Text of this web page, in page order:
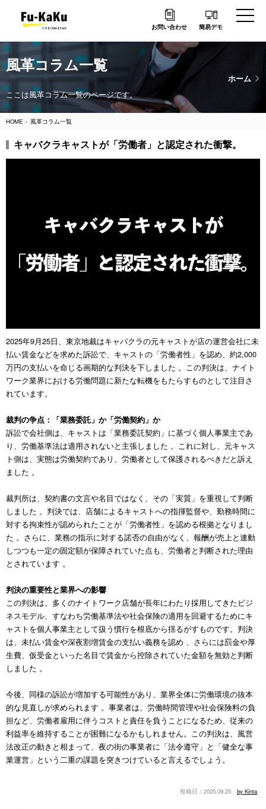
お問い合わせ 簡易デモ
風革コラム一覧
ホーム
ここは風革コラム一覧のページです。
HOME 風革コラム一覧
キャバクラキャストが「労働者」と認定された衝撃。
2025年9月25日、東京地裁はキャバクラの元キャストが店の運営会社に未
払い賃金などを求めた訴訟で、キャストの「労働者性」を認め、約2,000
万円の支払いを命じる画期的な判決を下しました 。この判決は、ナイト
ワーク業界における労働問題に新たな転機をもたらすものとして注目さ
れています。
裁判の争点：「業務委託」か「労働契約」か
訴訟で会社側は、キャストは「業務委託契約」に基づく個人事業主であ
り、労働基準法は適用されないと主張しました 。これに対し、元キャス
ト側は、実態は労働契約であり、労働者として保護されるべきだと訴え
ました 。
裁判所は、契約書の文言や名目ではなく、その「実質」を重視して判断
しました 。判決では、店舗によるキャストへの指揮監督や、勤務時間に
対する拘束性が認められたことが「労働者性」を認める根拠となりまし
た 。さらに、業務の指示に対する諾否の自由がなく、報酬が売上と連動
しつつも一定の固定額が保障されていた点も、労働者と判断された理由
とされています 。
判決の重要性と業界への影響
この判決は、多くのナイトワーク店舗が長年にわたり採用してきたビジ
ネスモデル、すなわち労働基準法や社会保険の適用を回避するためにキ
ャストを個人事業主として扱う慣行を根底から揺るがすものです。判決
は、未払い賃金や深夜割増賃金の支払い義務を認め 、さらには罰金や厚
生費、仮受金といった名目で賃金から控除されていた金額を無効と判断
しました 。
今後、同様の訴訟が増加する可能性があり、業界全体に労働環境の抜本
的な見直しが求められます 。事業者は、労働時間管理や社会保険料の負
担など、労働者雇用に伴うコストと責任を負うことになるため、従来の
利益率を維持することが困難になるかもしれません。この判決は、風営
法改正の動きと相まって、夜の街の事業者に「法令遵守」と「健全な事
業運営」という二重の課題を突きつけていると言えるでしょう。
2025.09.25 by Kinta